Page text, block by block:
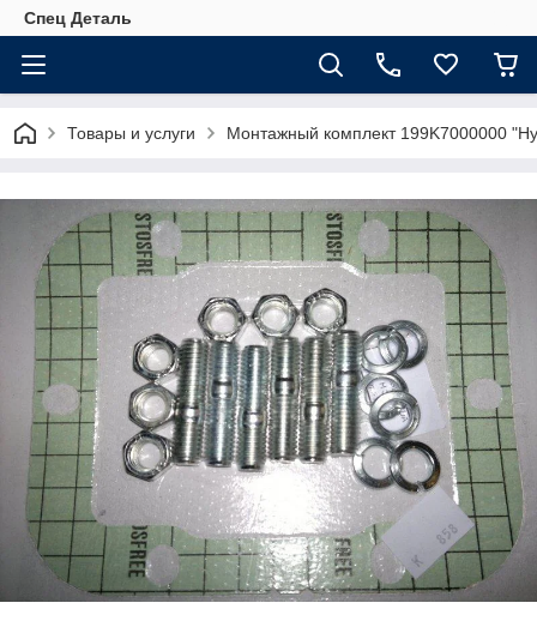
Спец Деталь
Товары и услуги Монтажный комплект 199K7000000